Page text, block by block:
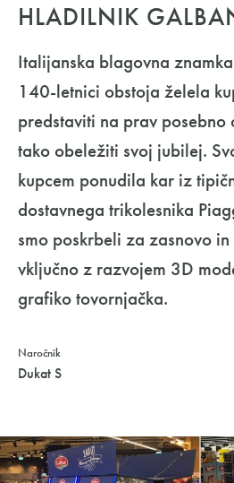
HLADILNIK
Italijanska blagovna
140-letnici obstoja želela
predstaviti na prav posebno
tako obeležiti svoj jubilej.
kupcem ponudila kar iz
dostavnega trikolesnika
smo poskrbeli za zasnovo
vključno z razvojem 3D
grafiko tovornjačka.
Naročnik
Dukat S